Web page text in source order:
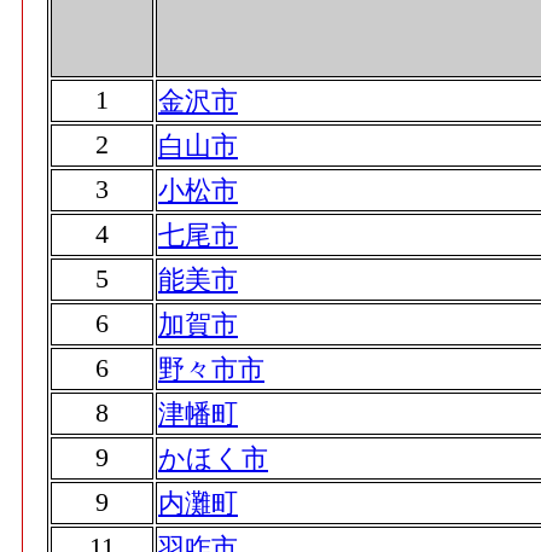
1
金沢市
2
白山市
3
小松市
4
七尾市
5
能美市
6
加賀市
6
野々市市
8
津幡町
9
かほく市
9
内灘町